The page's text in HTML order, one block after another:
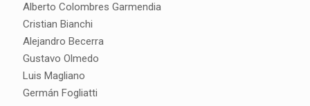
Alberto Colombres Garmendia
Cristian Bianchi
Alejandro Becerra
Gustavo Olmedo
Luis Magliano
Germán Fogliatti